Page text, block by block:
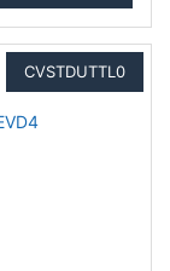
CVSTDUTTL0